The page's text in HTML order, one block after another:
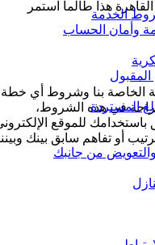
الخدمة
وأمان الحساب
المستردة
من جانبك
هذا طالما استمر
بنا وشروط أي خطة
في هذه الشروط،
باستخدامك للموقع الإلكتروني
أو تفاهم سابق بينك وبيننا